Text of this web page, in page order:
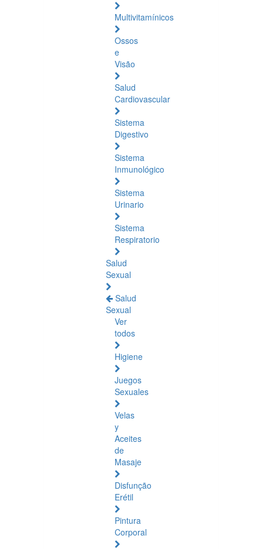
Multivitamínicos
Ossos
e
Visão
Salud
Cardiovascular
Sistema
Digestivo
Sistema
Inmunológico
Sistema
Urinario
Sistema
Respiratorio
Salud
Sexual
Salud
Sexual
Ver
todos
Higiene
Juegos
Sexuales
Velas
y
Aceites
de
Masaje
Disfunção
Erétil
Pintura
Corporal